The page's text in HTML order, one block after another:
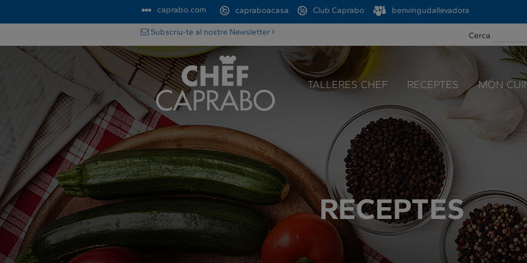
caprabo.com capraboacasa Club Caprabo benvingudallevadora
Subscriu-te al nostre Newsletter Cerca
TALLERES CHEF RECEPTES MÓN
RECEPTES